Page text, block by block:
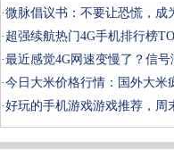
·微脉倡议书：不要让恐慌，成
· 超强续航热门4G手机排行榜
·最近感觉4G网速变慢了？信
·今日大米价格行情：国外大米
·好玩的手机游戏游戏推荐，周